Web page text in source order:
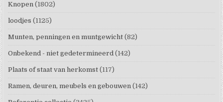
Knopen (1802)
loodjes (1125)
Munten, penningen en muntgewicht (82)
Onbekend - niet gedetermineerd (142)
Plaats of staat van herkomst (117)
Ramen, deuren, meubels en gebouwen (142)